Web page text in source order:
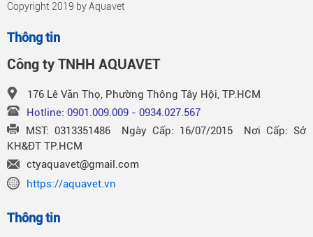
Copyright 2019 by Aquavet
Thông tin
Công ty TNHH AQUAVET
176 Lê Văn Thọ, Phường Thông Tây Hội, TP.HCM
Hotline: 0901.009.009 - 0934.027.567
MST: 0313351486 Ngày Cấp: 16/07/2015 Nơi Cấp: Sở
KH&ĐT TP.HCM
ctyaquavet@gmail.com
https://aquavet.vn
Thông tin